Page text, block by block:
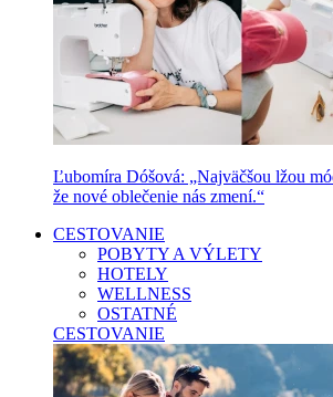
Ľubomíra Dóšová: „Najväčšou lžou
že nové oblečenie nás zmení.“
CESTOVANIE
POBYTY A VÝLETY
HOTELY
WELLNESS
OSTATNÉ
CESTOVANIE